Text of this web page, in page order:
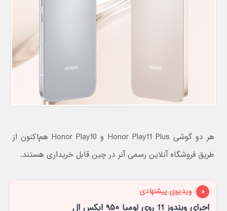
هر دو گوشی Honor Play11 Plus و Honor Play10 هم‌اکنون از
طریق فروشگاه آنلاین رسمی آنر در چین قابل خریداری هستند.
ویدیوی پیشنهادی
اجرای ویندوز 11 روی لومیا ۹۵۰ ایکس ال